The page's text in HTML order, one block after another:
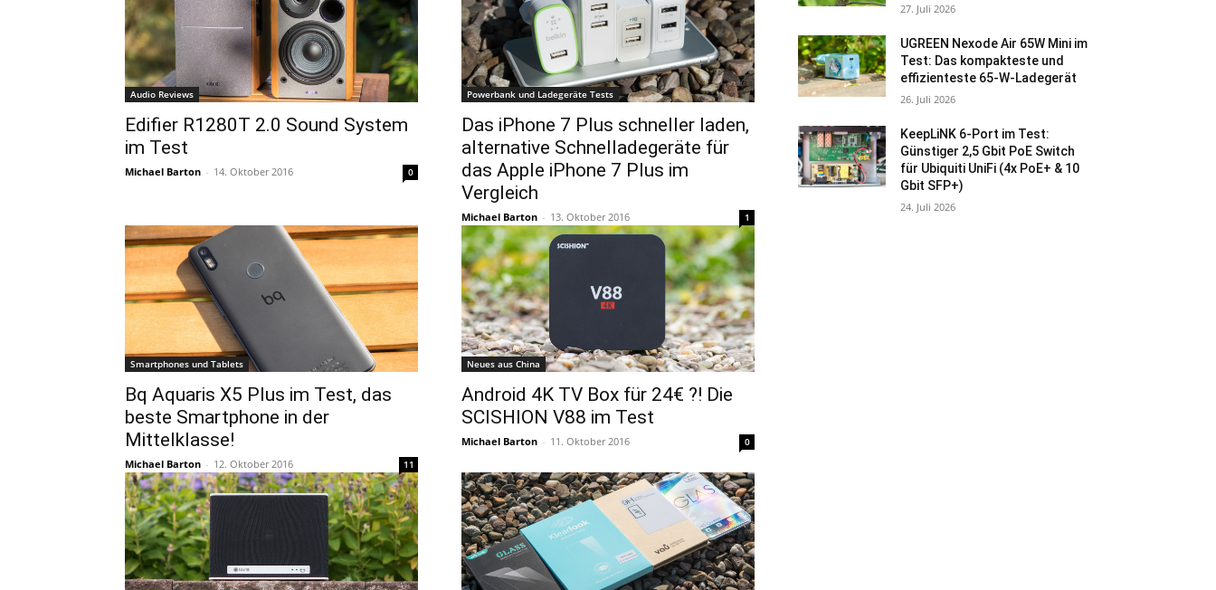
Audio Reviews
Edifier R1280T 2.0 Sound System
im Test
Michael Barton - 14. Oktober 2016 0
Powerbank und Ladegeräte Tests
Das iPhone 7 Plus schneller laden,
alternative Schnelladegeräte für
das Apple iPhone 7 Plus im
Vergleich
Michael Barton - 13. Oktober 2016 1
Smartphones und Tablets
Bq Aquaris X5 Plus im Test, das
beste Smartphone in der
Mittelklasse!
Michael Barton - 12. Oktober 2016 11
Neues aus China
Android 4K TV Box für 24€ ?! Die
SCISHION V88 im Test
Michael Barton - 11. Oktober 2016 0
27. Juli 2026
UGREEN Nexode Air 65W Mini im
Test: Das kompakteste und
effizienteste 65-W-Ladegerät
26. Juli 2026
KeepLiNK 6-Port im Test:
Günstiger 2,5 Gbit PoE Switch
für Ubiquiti UniFi (4x PoE+ & 10
Gbit SFP+)
24. Juli 2026